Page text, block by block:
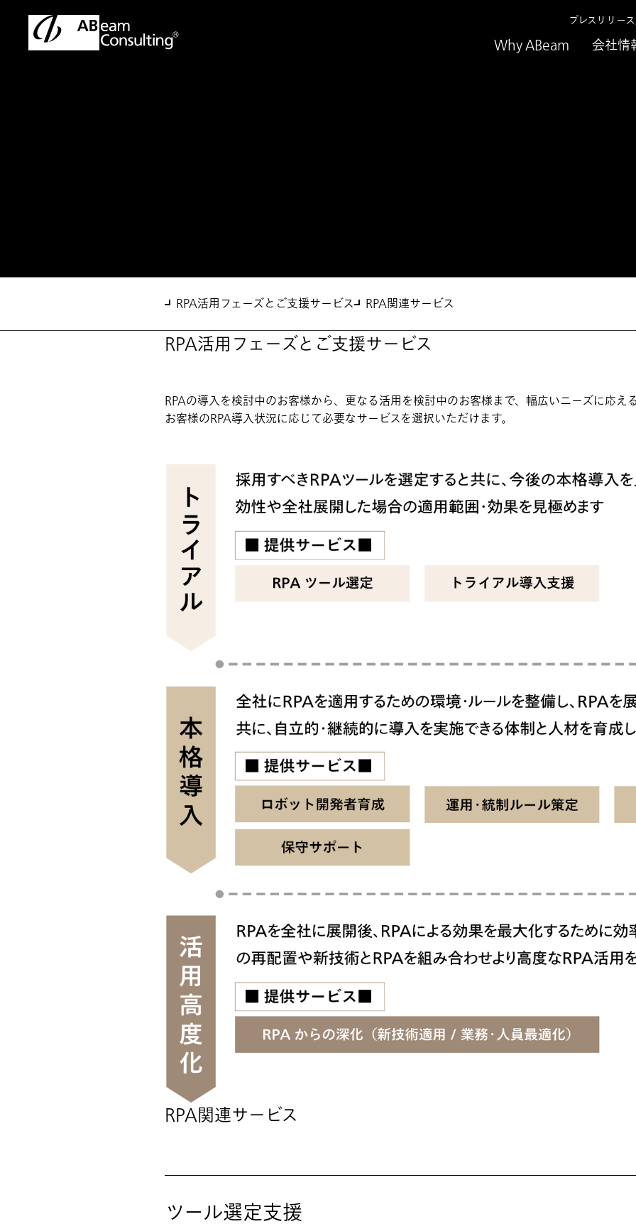
Why ABeam 会社情
プレスリリー
RPA活用フェーズとご支援サービス RPA関連サービス
RPA活用フェーズとご支援サービス
RPAの導入を検討中のお客様から、更なる活用を検討中のお客様まで、幅広いニーズに応え
お客様のRPA導入状況に応じて必要なサービスを選択いただけます。
RPA関連サービス
ツール選定支援